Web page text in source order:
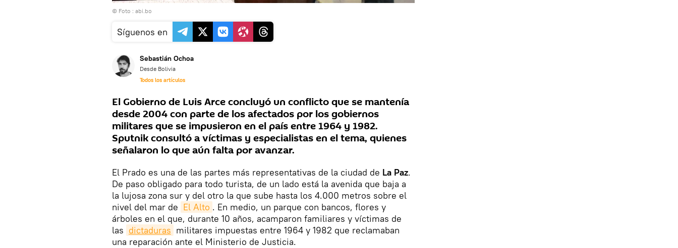
© Foto : abi.bo
Síguenos en
Sebastián Ochoa
Desde Bolivia
Todos los artículos
El Gobierno de Luis Arce concluyó un conflicto que se mantenía
desde 2004 con parte de los afectados por los gobiernos
militares que se impusieron en el país entre 1964 y 1982.
Sputnik consultó a víctimas y especialistas en el tema, quienes
señalaron lo que aún falta por avanzar.
El Prado es una de las partes más representativas de la ciudad de La Paz.
De paso obligado para todo turista, de un lado está la avenida que baja a
la lujosa zona sur y del otro la que sube hasta los 4.000 metros sobre el
nivel del mar de El Alto . En medio, un parque con bancos, flores y
árboles en el que, durante 10 años, acamparon familiares y víctimas de
las dictaduras militares impuestas entre 1964 y 1982 que reclamaban
una reparación ante el Ministerio de Justicia.